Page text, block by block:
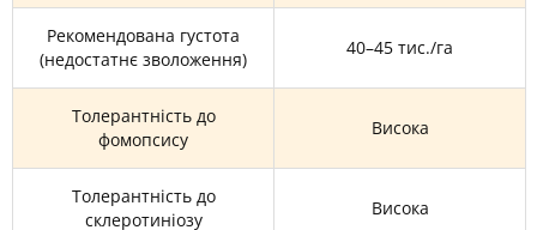
Рекомендована густота
(недостатнє зволоження)
40–45 тис./га
Толерантність до
фомопсису
Висока
Толерантність до
склеротиніозу
Висока